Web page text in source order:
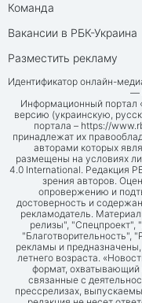
Команда
Вакансии в РБК-Украина
Разместить рекламу
Идентификатор онлайн-
—
Информационный портал
версию (украинскую,
портала – https://
принадлежат их
авторами которых
размещены на условиях
4.0 International. Редакция
зрения авторов.
опровержению и
достоверность и
рекламодатель.
релизы", "Спецпроект",
"Благотворительность",
рекламы и
летнего возраста.
формат, охватывающий
связанные с
прессрелизах,